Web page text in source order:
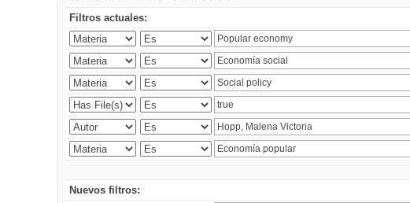
Filtros actuales:
Nuevos filtros: